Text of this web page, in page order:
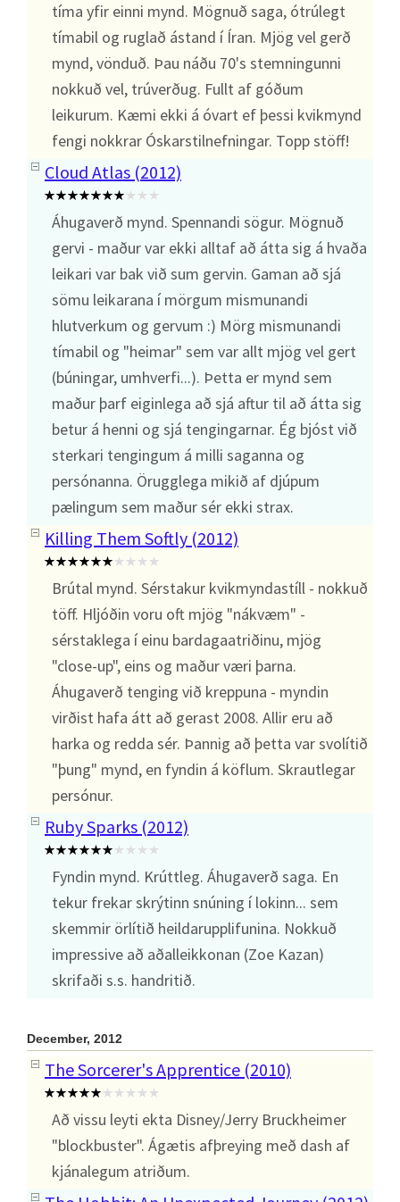
tíma yfir einni mynd. Mögnuð saga, ótrúlegt
tímabil og ruglað ástand í Íran. Mjög vel gerð
mynd, vönduð. Þau náðu 70's stemningunni
nokkuð vel, trúverðug. Fullt af góðum
leikurum. Kæmi ekki á óvart ef þessi kvikmynd
fengi nokkrar Óskarstilnefningar. Topp stöff!
Cloud Atlas (2012)
Áhugaverð mynd. Spennandi sögur. Mögnuð
gervi - maður var ekki alltaf að átta sig á hvaða
leikari var bak við sum gervin. Gaman að sjá
sömu leikarana í mörgum mismunandi
hlutverkum og gervum :) Mörg mismunandi
tímabil og "heimar" sem var allt mjög vel gert
(búningar, umhverfi...). Þetta er mynd sem
maður þarf eiginlega að sjá aftur til að átta sig
betur á henni og sjá tengingarnar. Ég bjóst við
sterkari tengingum á milli saganna og
persónanna. Örugglega mikið af djúpum
pælingum sem maður sér ekki strax.
Killing Them Softly (2012)
Brútal mynd. Sérstakur kvikmyndastíll - nokkuð
töff. Hljóðin voru oft mjög "nákvæm" -
sérstaklega í einu bardagaatriðinu, mjög
"close-up", eins og maður væri þarna.
Áhugaverð tenging við kreppuna - myndin
virðist hafa átt að gerast 2008. Allir eru að
harka og redda sér. Þannig að þetta var svolítið
"þung" mynd, en fyndin á köflum. Skrautlegar
persónur.
Ruby Sparks (2012)
Fyndin mynd. Krúttleg. Áhugaverð saga. En
tekur frekar skrýtinn snúning í lokinn... sem
skemmir örlítið heildarupplifunina. Nokkuð
impressive að aðalleikkonan (Zoe Kazan)
skrifaði s.s. handritið.
December, 2012
The Sorcerer's Apprentice (2010)
Að vissu leyti ekta Disney/Jerry Bruckheimer
"blockbuster". Ágætis afþreying með dash af
kjánalegum atriðum.